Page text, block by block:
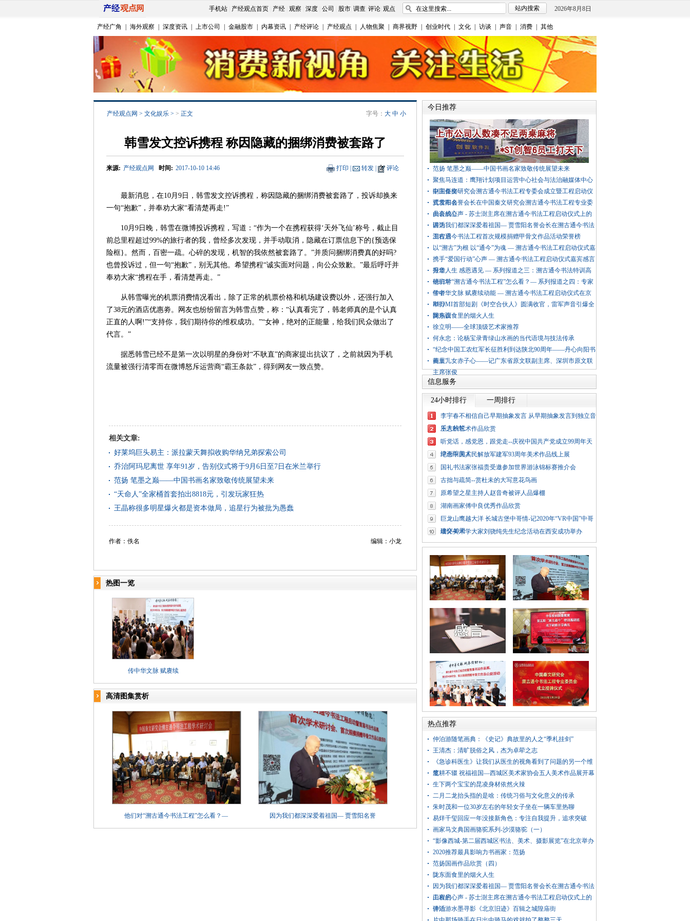
2026年8月8日
手机站| 产经观点首页| 产经| 观察 深度| 公司 股市| 调查 评论| 观点
产经广角 海外观察 深度资讯 上市公司 金融股市 内幕资讯 产经评论 产经观点 人物焦聚 商界视野 创业时代 文化 访谈 声音 消费 其他
产经观点网 > 文化娱乐 > > 正文 字号： 大 中 小
韩雪发文控诉携程 称因隐藏的捆绑消费被套路了
来源: 产经观点网 时间: 2017-10-10 14:46 打印 转发 评论
最新消息，在10月9日，韩雪发文控诉携程，称因隐藏的捆绑消费被套路了，投诉却换来
一句“抱歉”，并奉劝大家“看清楚再走!”
10月9日晚，韩雪在微博投诉携程，写道：“作为一个在携程获得‘天外飞仙’称号，截止目
前总里程超过99%的旅行者的我，曾经多次发现，并手动取消，隐藏在订票信息下的{预选保
险框}。然而，百密一疏。心碎的发现，机智的我依然被套路了。”并质问捆绑消费真的好吗?
也曾投诉过，但一句“抱歉”，别无其他。希望携程“诚实面对问题，向公众致歉。”最后呼吁并
奉劝大家“携程在手，看清楚再走。”
从韩雪曝光的机票消费情况看出，除了正常的机票价格和机场建设费以外，还强行加入
了38元的酒店优惠劵。网友也纷纷留言为韩雪点赞，称：“认真看完了，韩老师真的是个认真
正直的人啊!”“支持你，我们期待你的维权成功。”“女神，绝对的正能量，给我们民众做出了
代言。”
据悉韩雪已经不是第一次以明星的身份对“不耿直”的商家提出抗议了，之前就因为手机
流量被强行清零而在微博怒斥运营商“霸王条款”，得到网友一致点赞。
相关文章:
好莱坞巨头易主：派拉蒙天舞拟收购华纳兄弟探索公司
乔治阿玛尼离世 享年91岁，告别仪式将于9月6日至7日在米兰举行
范扬 笔墨之巅——中国书画名家致敬传统展望未来
“天命人”全家桶首套拍出8818元，引发玩家狂热
王晶称很多明星爆火都是资本做局，追星行为被批为愚蠢
作者：佚名 编辑：小龙
热图一览
传中华文脉 赋赓续
高清图集赏析
他们对“溯古通今书法工程”怎么看？— 因为我们都深深爱着祖国— 贾雪阳名誉
今日推荐
范扬 笔墨之巅——中国书画名家致敬传统展望未来
聚焦马连道：鹰翔计划项目运营中心社会与法治融媒体中心
副主任柳
中国秦文研究会溯古通今书法工程专委会成立暨工程启动仪
式发布会
贾雪阳名誉会长在中国秦文研究会溯古通今书法工程专业委
员会成立
由衷的心声 - 苏士澍主席在溯古通今书法工程启动仪式上的
讲话
因为我们都深深爱着祖国— 贾雪阳名誉会长在溯古通今书法
工程启
溯古通今书法工程首次规模捐赠甲骨文作品活动荣誉榜
以“溯古”为根 以“通今”为魂 — 溯古通今书法工程启动仪式嘉
携手“爱国行动”心声 — 溯古通今书法工程启动仪式嘉宾感言
报道
升华人生 感恩遇见 — 系列报道之三：溯古通今书法特训高
研班学
他们对“溯古通今书法工程”怎么看？— 系列报道之四：专家
学者
传中华文脉 赋赓续动能 — 溯古通今书法工程启动仪式在京
举行
REDMI首部短剧《时空合伙人》圆满收官，雷军声音引爆全
网热议
陇东面食里的烟火人生
徐立明——全球顶级艺术家推荐
何永忠：论杨宝录青绿山水画的当代语境与技法传承
“纪念中国工农红军长征胜利到达陕北90周年——丹心向阳书
画展”
黄土儿女赤子心——记广东省原文联副主席、深圳市原文联
主席张俊
信息服务
24小时排行 一周排行
李宇春不相信自己早期抽象发言 从早期抽象发言到独立音
乐人的蜕
王悲秋艺术作品欣赏
听党话，感党恩，跟党走--庆祝中国共产党成立99周年天
津画院美术
纪念中国人民解放军建军93周年美术作品线上展
国礼书法家张福贵受邀参加世界游泳锦标赛推介会
古拙与疏简--赏杜未的大写意花鸟画
原希望之星主持人赵音奇被评人品爆棚
湖南画家傅中良优秀作品欣赏
巨龙山鹰越大洋 长城古堡中哥情-记2020年“VR中国”中哥
建交40周
缅怀美术学大家刘骁纯先生纪念活动在西安成功举办
热点推荐
仲泊游随笔画典：《史记》典故里的人之“季札挂剑”
王清杰：清旷脱俗之风，杰为卓荦之志
《急诊科医生》让我们从医生的视角看到了问题的另一个维
度
笔耕不辍 祝福祖国—西城区美术家协会五人美术作品展开幕
生下两个宝宝的昆凌身材依然火辣
二月二龙抬头指的是啥：传统习俗与文化意义的传承
朱时茂和一位30岁左右的年轻女子坐在一辆车里热聊
易烊千玺回应一年没接新角色：专注自我提升，追求突破
画家马文典国画骆驼系列-沙漠骆驼（一）
“影像西城-第二届西城区书法、美术、摄影展览”在北京举办
2020推荐最具影响力书画家：范扬
范扬国画作品欣赏（四）
陇东面食里的烟火人生
因为我们都深深爱着祖国— 贾雪阳名誉会长在溯古通今书法
工程启
由衷的心声 - 苏士澍主席在溯古通今书法工程启动仪式上的
讲话
仲泊游水墨寻影《北京旧迹》百辑之城隍庙街